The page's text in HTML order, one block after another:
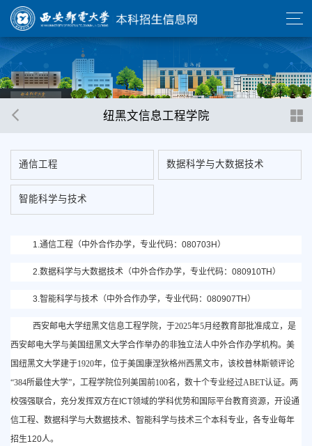
纽黑文信息工程学院
通信工程 数据科学与大数据技术
智能科学与技术
1.通信工程（中外合作办学，专业代码：080703H）
2.数据科学与大数据技术（中外合作办学，专业代码：080910TH）
3.智能科学与技术（中外合作办学，专业代码：080907TH）
西安邮电大学纽黑文信息工程学院，于2025年5月经教育部批准成立，是
西安邮电大学与美国纽黑文大学合作举办的非独立法人中外合作办学机构。 美
国纽黑文大学建于1920年，位于美国康涅狄格州西黑文市，该校普林斯顿评论
“384所最佳大学”，工程学院位列美国前100名，数十个专业经过ABET认证。两
校强强联合，充分发挥双方在ICT领域的学科优势和国际平台教育资源，开设通
信工程、数据科学与大数据技术、智能科学与技术三个本科专业，各专业每年
招生120人。